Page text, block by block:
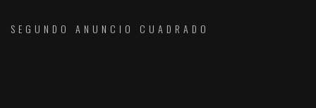
SEGUNDO ANUNCIO CUADRADO